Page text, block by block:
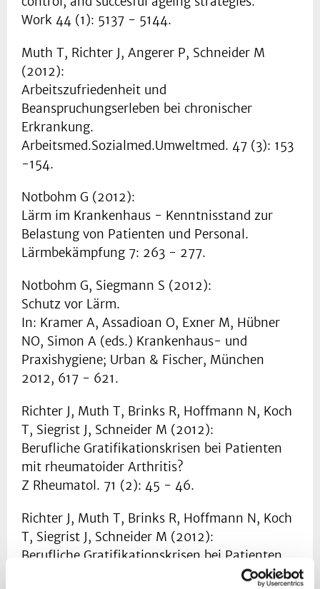
Work 44 (1): 5137 - 5144.
Muth T, Richter J, Angerer P, Schneider M
(2012):
Arbeitszufriedenheit und
Beanspruchungserleben bei chronischer
Erkrankung.
Arbeitsmed.Sozialmed.Umweltmed. 47 (3): 153
-154.
Notbohm G (2012):
Lärm im Krankenhaus - Kenntnisstand zur
Belastung von Patienten und Personal.
Lärmbekämpfung 7: 263 - 277.
Notbohm G, Siegmann S (2012):
Schutz vor Lärm.
In: Kramer A, Assadioan O, Exner M, Hübner
NO, Simon A (eds.) Krankenhaus- und
Praxishygiene; Urban & Fischer, München
2012, 617 - 621.
Richter J, Muth T, Brinks R, Hoffmann N, Koch
T, Siegrist J, Schneider M (2012):
Berufliche Gratifikationskrisen bei Patienten
mit rheumatoider Arthritis?
Z Rheumatol. 71 (2): 45 - 46.
Richter J, Muth T, Brinks R, Hoffmann N, Koch
T, Siegrist J, Schneider M (2012):
Berufliche Gratifikationskrisen bei Patienten
mit systemischem Lupus erythematodes?